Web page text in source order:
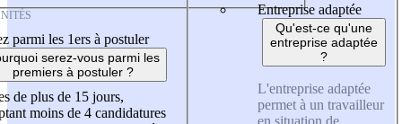
parmi les 1ers à postuler
serez-vous parmi les
premiers à postuler ?
de plus de 15 jours,
moins de 4 candidatures
Entreprise adaptée
Qu'est-ce qu'une
entreprise adaptée
?
L'entreprise adaptée
permet à un travailleur
en situation de